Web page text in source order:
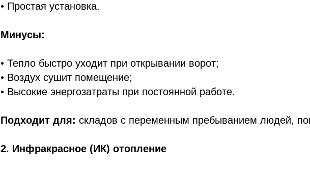
• Простая установка.
Минусы:
• Тепло быстро уходит при открывании ворот;
• Воздух сушит помещение;
• Высокие энергозатраты при постоянной работе.
Подходит для: складов с переменным пребыванием людей,
2. Инфракрасное (ИК) отопление